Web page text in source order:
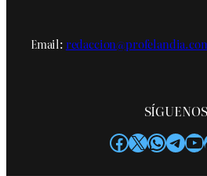
Email:
SÍGUENOS
Facebook
X